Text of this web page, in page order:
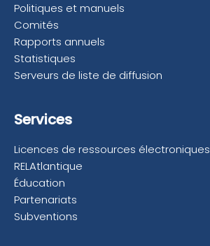
Politiques et manuels
Comités
Rapports annuels
Statistiques
Serveurs de liste de diffusion
Services
Licences de ressources électroniques
RELAtlantique
Éducation
Partenariats
Subventions